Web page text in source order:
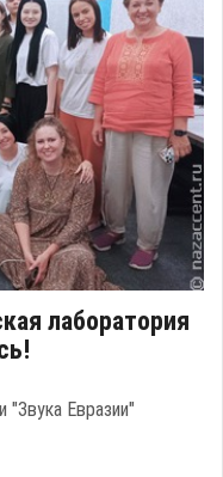
лаборатория
Евразии"